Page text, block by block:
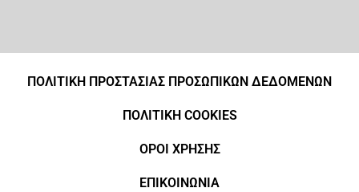
ΠΟΛΙΤΙΚΗ ΠΡΟΣΤΑΣΙΑΣ ΠΡΟΣΩΠΙΚΩΝ ΔΕΔΟΜΕΝΩΝ
ΠΟΛΙΤΙΚΗ COOKIES
ΟΡΟΙ ΧΡΗΣΗΣ
ΕΠΙΚΟΙΝΩΝΙΑ